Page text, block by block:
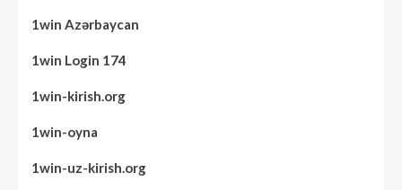
1win Azərbaycan
1win Login 174
1win-kirish.org
1win-oyna
1win-uz-kirish.org